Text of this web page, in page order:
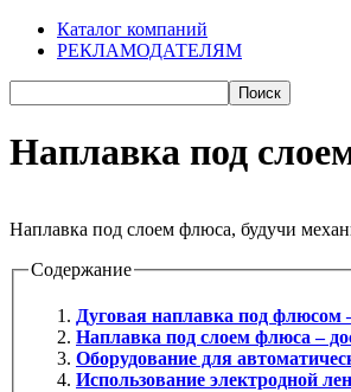
Каталог компаний
РЕКЛАМОДАТЕЛЯМ
Наплавка под
Наплавка под слоем флюса, будучи
Содержание
Дуговая наплавка под флюсом
Наплавка под слоем флюса –
Оборудование для
Использование электродной